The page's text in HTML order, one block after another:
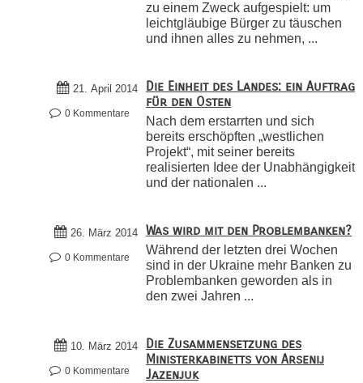
zu einem Zweck aufgespielt: um
leichtgläubige Bürger zu täuschen
und ihnen alles zu nehmen, ...
21. April 2014
0 Kommentare
Die Einheit des Landes: ein Auftrag
für den Osten
Nach dem erstarrten und sich
bereits erschöpften „westlichen
Projekt“, mit seiner bereits
realisierten Idee der Unabhängigkeit
und der nationalen ...
26. März 2014
0 Kommentare
Was wird mit den Problembanken?
Während der letzten drei Wochen
sind in der Ukraine mehr Banken zu
Problembanken geworden als in
den zwei Jahren ...
10. März 2014
0 Kommentare
Die Zusammensetzung des
Ministerkabinetts von Arsenij
Jazenjuk